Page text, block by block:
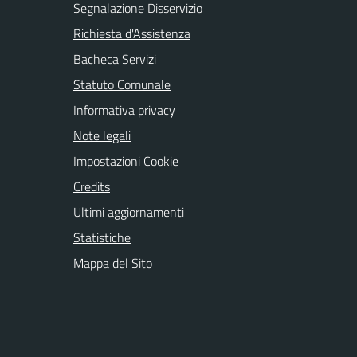
Segnalazione Disservizio
Richiesta d'Assistenza
Bacheca Servizi
Statuto Comunale
Informativa privacy
Note legali
Impostazioni Cookie
Credits
Ultimi aggiornamenti
Statistiche
Mappa del Sito